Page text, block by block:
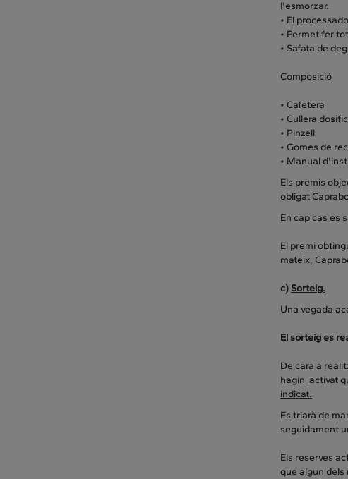
l'esmorzar.
• El
• Permet fer
• Safata de
Composició
• Cafetera
• Cullera
• Pinzell
• Gomes de
• Manual
Els premis
obligat
En cap cas es
El premi
mateix,
c) Sorteig.
Una vegada
El sorteig es
De cara a
hagin activat
indicat.
Es triarà de
seguidament
Els reserves
que algun dels